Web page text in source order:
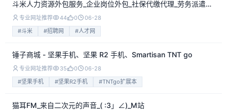
斗米人力资源外包服务_企业岗位外包_社保代缴代理_劳务派遣BPO_招聘等解决
专业网址推荐 44 0
06-28
#斗米
#招聘网 #人才网
锤子商城 - 坚果手机、坚果 R2 手机、Smartisan TNT go
专业网址推荐 35 0
06-28
#坚果手机
#坚果R2手机 #TNTgo扩展本
猫耳FM_来自二次元的声音_( :3」∠)_M站